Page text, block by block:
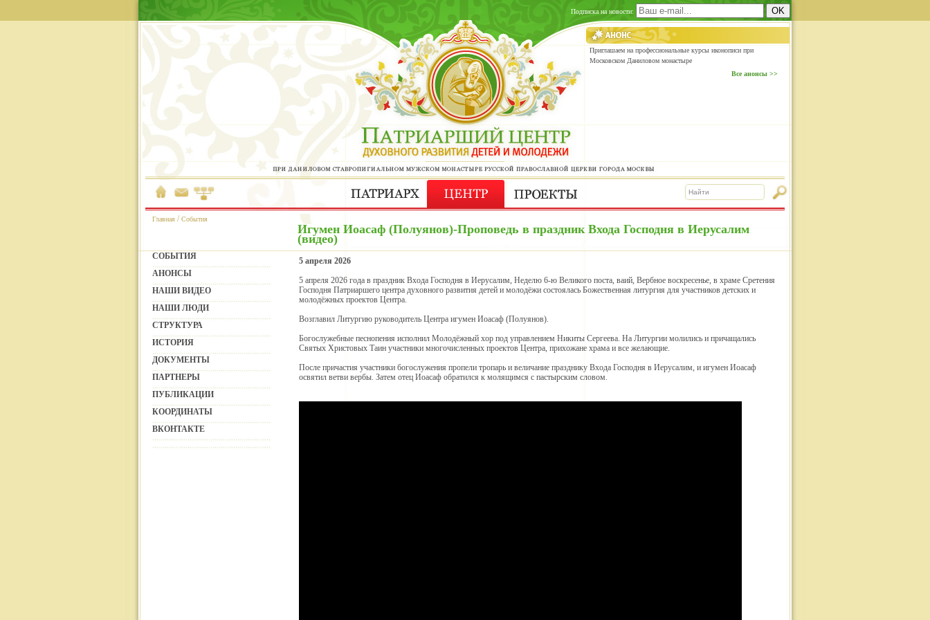
Подписка на новости:
Приглашаем на профессиональные курсы иконописи при
Московском Даниловом монастыре
Все анонсы >>
Главная /События
Игумен Иоасаф (Полуянов)-Проповедь в праздник Входа Господня в Иерусалим
(видео)
СОБЫТИЯ
АНОНСЫ
НАШИ ВИДЕО
НАШИ ЛЮДИ
СТРУКТУРА
ИСТОРИЯ
ДОКУМЕНТЫ
ПАРТНЕРЫ
ПУБЛИКАЦИИ
КООРДИНАТЫ
ВКОНТАКТЕ
5 апреля 2026
5 апреля 2026 года в праздник Входа Господня в Иерусалим, Неделю 6-ю Великого поста, ваий, Вербное воскресенье, в храме Сретения
Господня Патриаршего центра духовного развития детей и молодёжи состоялась Божественная литургия для участников детских и
молодёжных проектов Центра.
Возглавил Литургию руководитель Центра игумен Иоасаф (Полуянов).
Богослужебные песнопения исполнил Молодёжный хор под управлением Никиты Сергеева. На Литургии молились и причащались
Святых Христовых Таин участники многочисленных проектов Центра, прихожане храма и все желающие.
После причастия участники богослужения пропели тропарь и величание празднику Входа Господня в Иерусалим, и игумен Иоасаф
освятил ветви вербы. Затем отец Иоасаф обратился к молящимся с пастырским словом.